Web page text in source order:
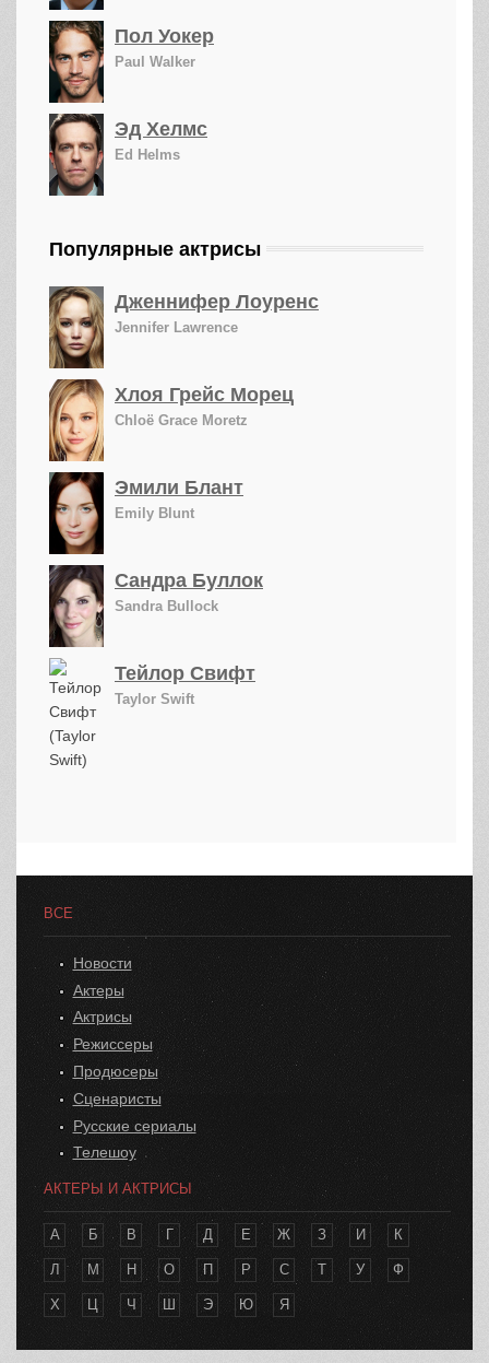
Пол Уокер
Paul Walker
Эд Хелмс
Ed Helms
Популярные актрисы
Дженнифер Лоуренс
Jennifer Lawrence
Хлоя Грейс Морец
Chloë Grace Moretz
Эмили Блант
Emily Blunt
Сандра Буллок
Sandra Bullock
Тейлор Свифт
Taylor Swift
ВСЕ
Новости
Актеры
Актрисы
Режиссеры
Продюсеры
Сценаристы
Русские сериалы
Телешоу
АКТЕРЫ И АКТРИСЫ
А Б В Г Д Е Ж З И К
Л М Н О П Р С Т У Ф
Х Ц Ч Ш Э Ю Я